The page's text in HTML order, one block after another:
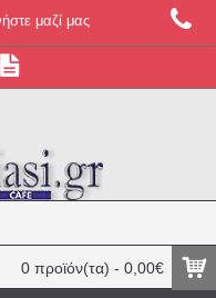
μαζί μας
0 προϊόν(τα) - 0,00€